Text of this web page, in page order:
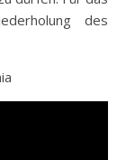
des